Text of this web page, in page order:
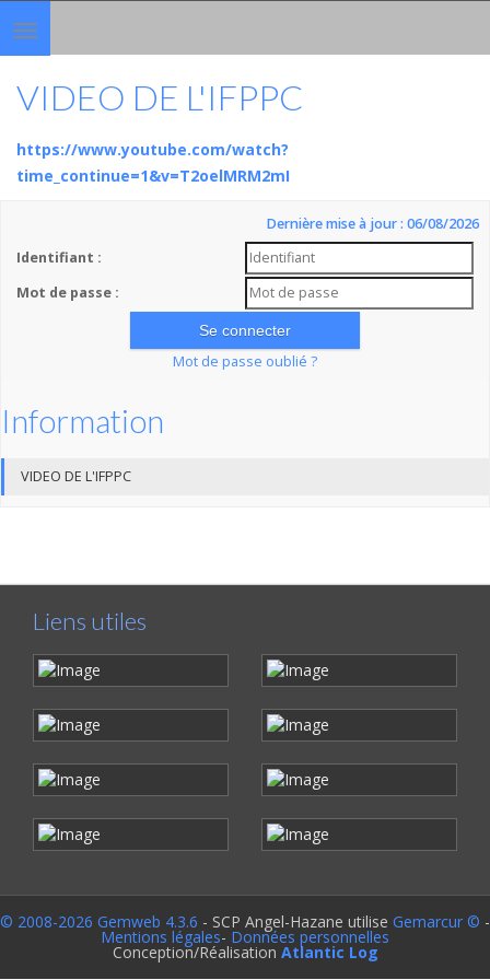
Toggle
navigation
VIDEO DE L'IFPPC
https://www.youtube.com/watch?
time_continue=1&v=T2oelMRM2mI
Dernière mise à jour : 06/08/2026
Identifiant :
Mot de passe :
Mot de passe oublié ?
Information
VIDEO DE L'IFPPC
Liens utiles
© 2008-2026 Gemweb 4.3.6 - SCP Angel-Hazane utilise Gemarcur © -
Mentions légales- Données personnelles
Conception/Réalisation Atlantic Log